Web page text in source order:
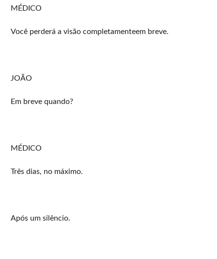
MÉDICO
Você perderá a visão completamenteem breve.
JOÃO
Em breve quando?
MÉDICO
Três dias, no máximo.
Após um silêncio.